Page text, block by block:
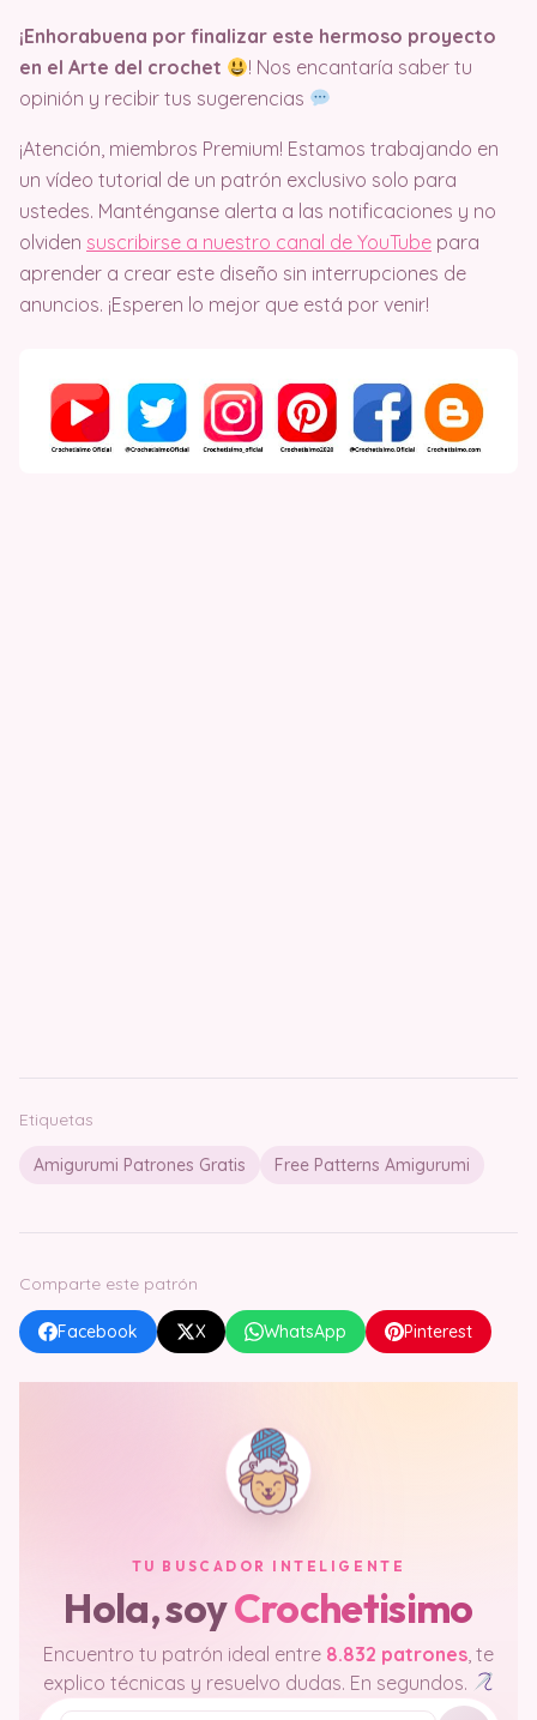
¡Enhorabuena por finalizar este hermoso proyecto
en el Arte del crochet
! Nos encantaría saber tu
opinión y recibir tus sugerencias
¡Atención, miembros Premium! Estamos trabajando en
un vídeo tutorial de un patrón exclusivo solo para
ustedes. Manténganse alerta a las notificaciones y no
olviden suscribirse a nuestro canal de YouTube para
aprender a crear este diseño sin interrupciones de
anuncios. ¡Esperen lo mejor que está por venir!
Etiquetas
Amigurumi Patrones Gratis Free Patterns Amigurumi
Comparte este patrón
Facebook X WhatsApp Pinterest
TU BUSCADOR INTELIGENTE
Hola, soyCrochetisimo
Encuentro tu patrón ideal entre 8.832 patrones , te
explico técnicas y resuelvo dudas. En segundos.